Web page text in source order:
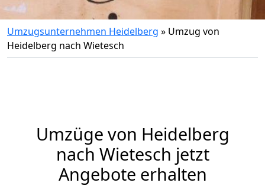
Umzugsunternehmen Heidelberg » Umzug von
Heidelberg nach Wietesch
Umzüge von Heidelberg
nach Wietesch jetzt
Angebote erhalten